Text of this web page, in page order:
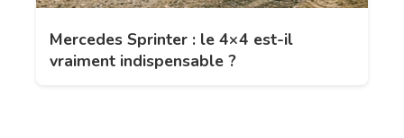
Mercedes Sprinter : le 4×4 est-il
vraiment indispensable ?